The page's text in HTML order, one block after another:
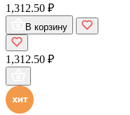
1,312.50 ₽
В корзину
1,312.50 ₽